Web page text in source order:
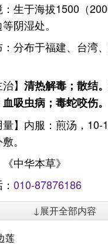
生于海拔1500（
阴湿处。
分布于福建、台湾
】 清热解毒；散结
吸虫病；毒蛇咬伤。
量】内服：煎汤，
。
《中华本草》
010-87876186
↓展开全部内容
莲